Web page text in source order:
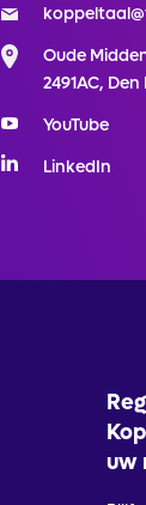
Oude
2491AC,
YouTube
LinkedIn
uw